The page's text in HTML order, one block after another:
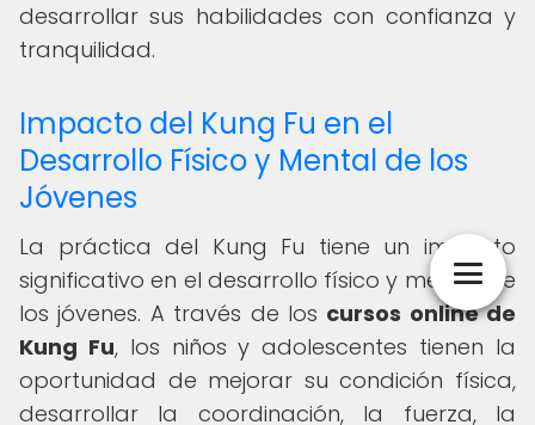
desarrollar sus habilidades con confianza y
tranquilidad.
Impacto del Kung Fu en el
Desarrollo Físico y Mental de los
Jóvenes
La práctica del Kung Fu tiene un impacto
significativo en el desarrollo físico y mental de
los jóvenes. A través de los cursos online de
Kung Fu, los niños y adolescentes tienen la
oportunidad de mejorar su condición física,
desarrollar la coordinación, la fuerza, la